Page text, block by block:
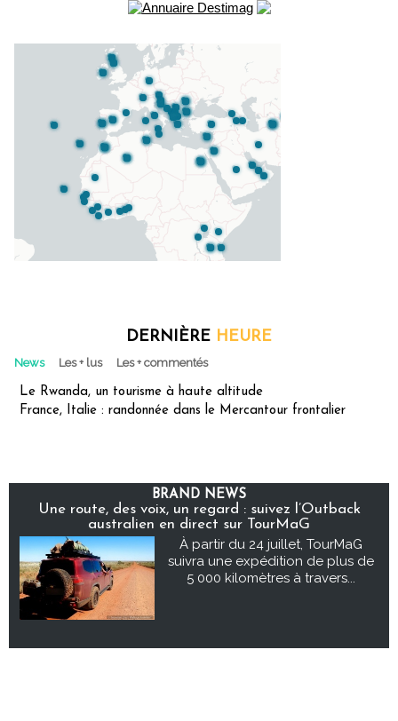
DERNIÈRE HEURE
News Les + lus Les + commentés
Le Rwanda, un tourisme à haute altitude
France, Italie : randonnée dans le Mercantour frontalier
BRAND NEWS
Une route, des voix, un regard : suivez l’Outback
australien en direct sur TourMaG
À partir du 24 juillet, TourMaG
suivra une expédition de plus de
5 000 kilomètres à travers...